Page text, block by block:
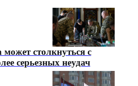
столкнуться с
серьезных неудач